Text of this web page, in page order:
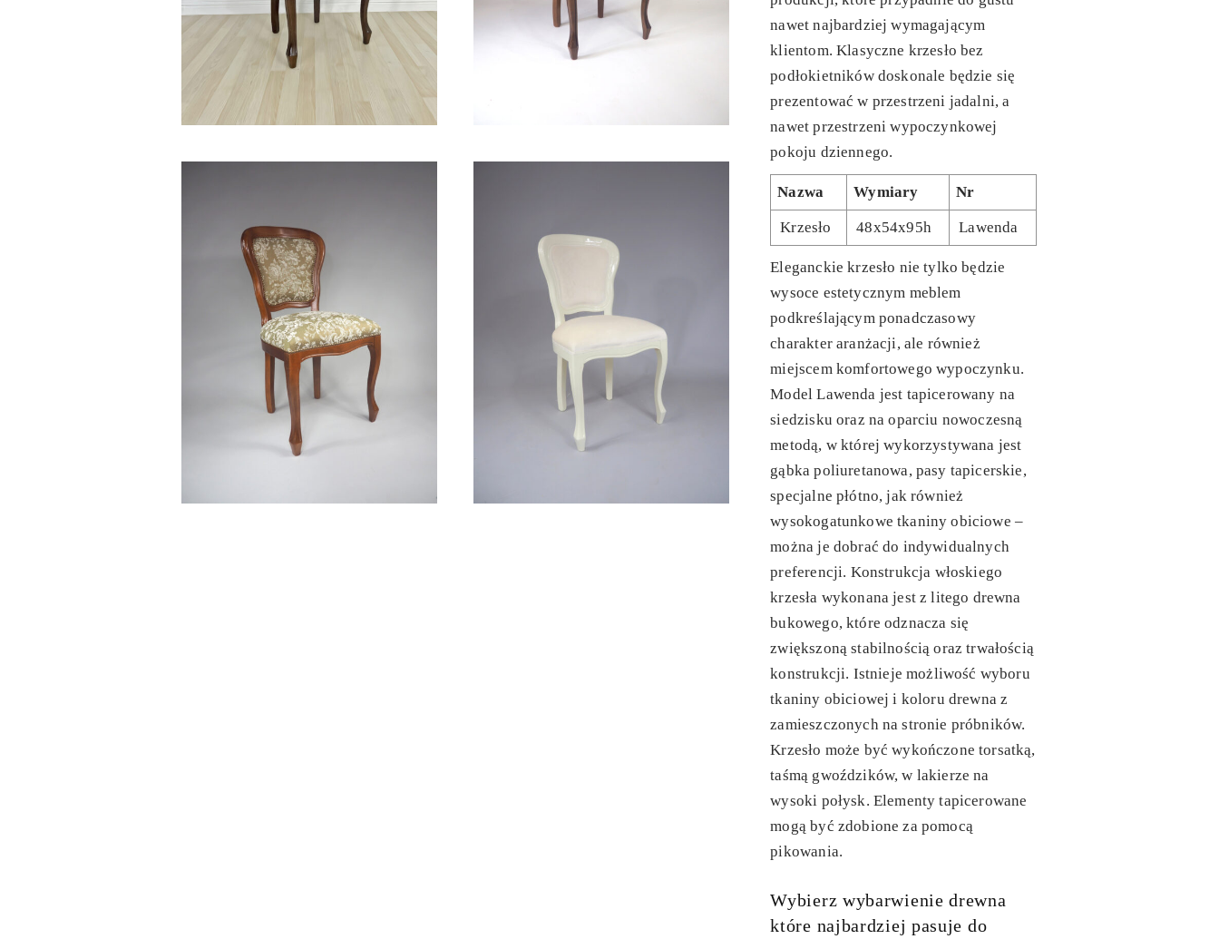
nawet najbardziej wymagającym
klientom. Klasyczne krzesło bez
podłokietników doskonale będzie się
prezentować w przestrzeni jadalni, a
nawet przestrzeni wypoczynkowej
pokoju dziennego.
Nazwa Wymiary Nr
Krzesło 48x54x95h Lawenda
Eleganckie krzesło nie tylko będzie
wysoce estetycznym meblem
podkreślającym ponadczasowy
charakter aranżacji, ale również
miejscem komfortowego wypoczynku.
Model Lawenda jest tapicerowany na
siedzisku oraz na oparciu nowoczesną
metodą, w której wykorzystywana jest
gąbka poliuretanowa, pasy tapicerskie,
specjalne płótno, jak również
wysokogatunkowe tkaniny obiciowe –
można je dobrać do indywidualnych
preferencji. Konstrukcja włoskiego
krzesła wykonana jest z litego drewna
bukowego, które odznacza się
zwiększoną stabilnością oraz trwałością
konstrukcji. Istnieje możliwość wyboru
tkaniny obiciowej i koloru drewna z
zamieszczonych na stronie próbników.
Krzesło może być wykończone torsatką,
taśmą gwoździków, w lakierze na
wysoki połysk. Elementy tapicerowane
mogą być zdobione za pomocą
pikowania.
Wybierz wybarwienie drewna
które najbardziej pasuje do